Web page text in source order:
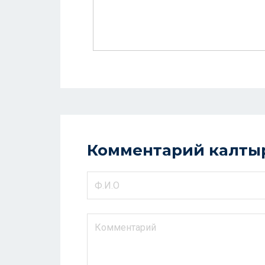
Комментарий